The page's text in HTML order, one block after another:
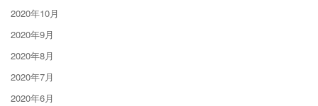
2020年10月
2020年9月
2020年8月
2020年7月
2020年6月